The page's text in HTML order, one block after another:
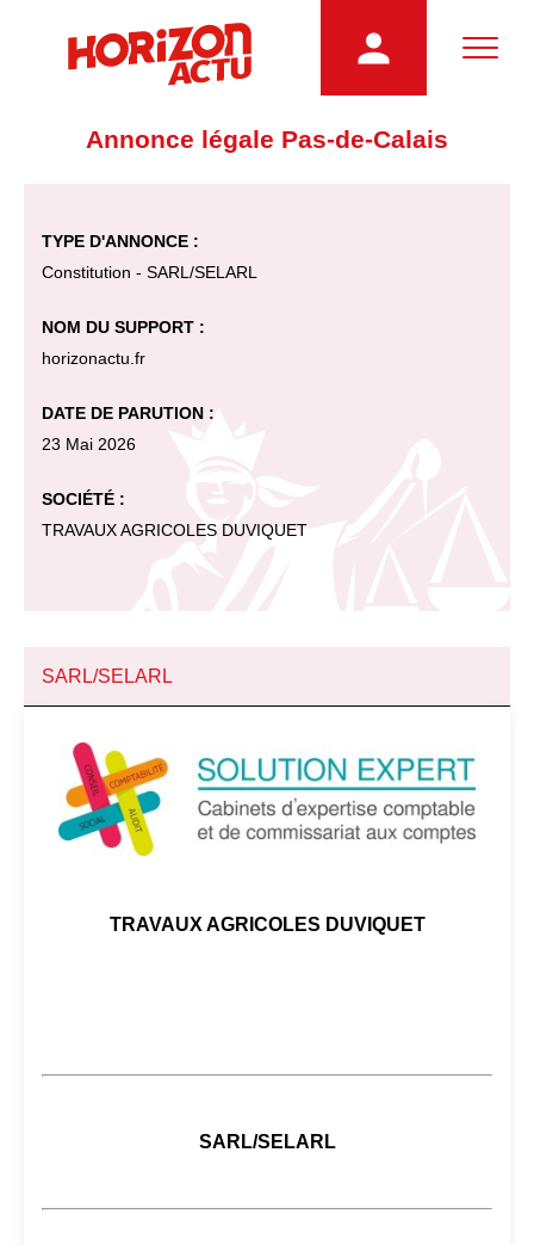
Annonce légale Pas-de-Calais
TYPE D'ANNONCE :
Constitution - SARL/SELARL
NOM DU SUPPORT :
horizonactu.fr
DATE DE PARUTION :
23 Mai 2026
SOCIÉTÉ :
TRAVAUX AGRICOLES DUVIQUET
SARL/SELARL
TRAVAUX AGRICOLES DUVIQUET
SARL/SELARL